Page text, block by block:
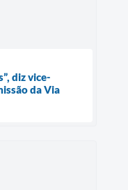
diz vice-
da Via